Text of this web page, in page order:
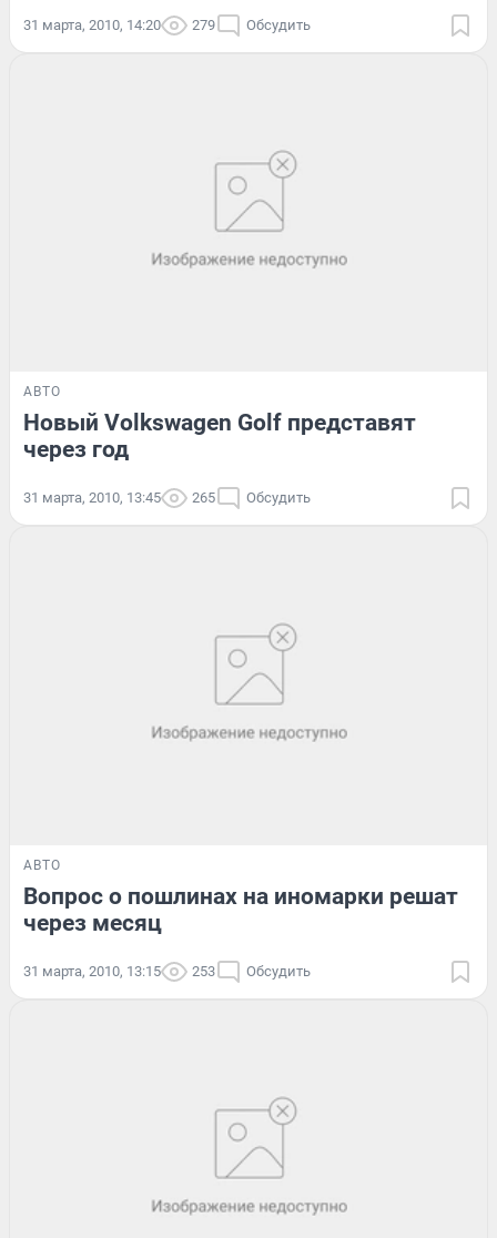
31 марта, 2010, 14:20 279 Обсудить
АВТО
Новый Volkswagen Golf представят
через год
31 марта, 2010, 13:45 265 Обсудить
АВТО
Вопрос о пошлинах на иномарки решат
через месяц
31 марта, 2010, 13:15 253 Обсудить